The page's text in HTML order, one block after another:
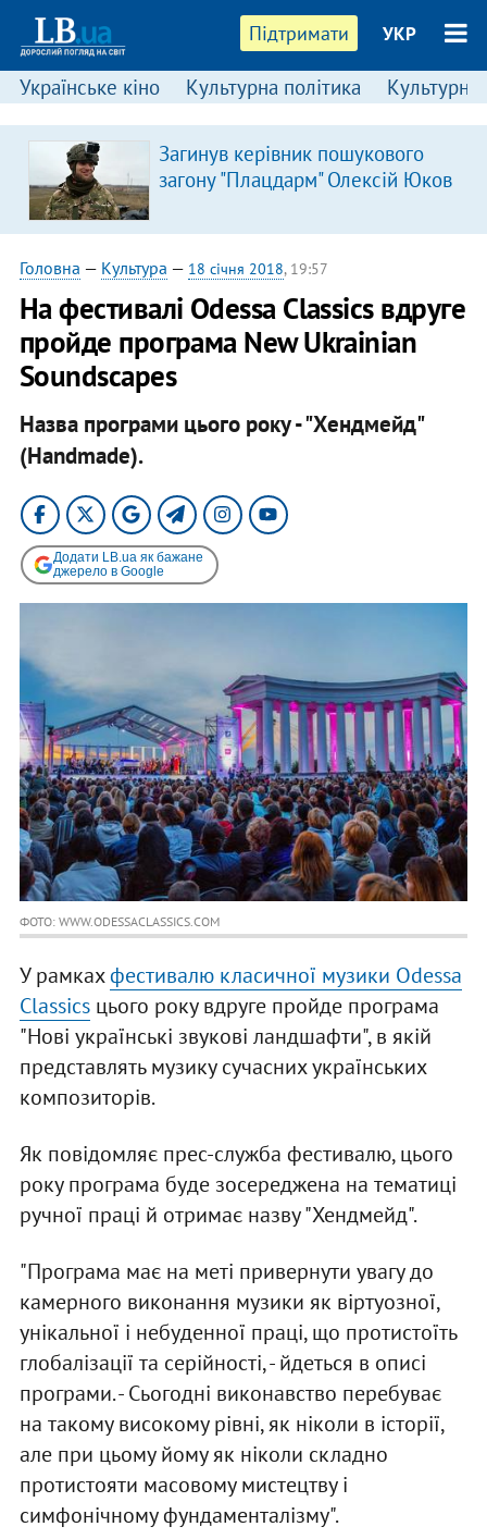
Підтримати УКР
Українське кіно Культурна політика Культурні
Загинув керівник пошукового
загону "Плацдарм" Олексій Юков
Головна — Культура — 18 січня 2018, 19:57
На фестивалі Odessa Classics вдруге
пройде програма New Ukrainian
Soundscapes
Назва програми цього року - "Хендмейд"
(Handmade).
Додати LB.ua як бажане
джерело в Google
ФОТО: WWW.ODESSACLASSICS.COM
У рамкахфестивалю класичної музики Odessa
Classicsцього року вдруге пройде програма
"Нові українські звукові ландшафти", в якій
представлять музику сучасних українських
композиторів.
Як повідомляє прес-служба фестивалю, цього
року програма буде зосереджена на тематиці
ручної праці й отримає назву "Хендмейд".
"Програма має на меті привернути увагу до
камерного виконання музики як віртуозної,
унікальної і небуденної праці, що протистоїть
глобалізації та серійності, - йдеться в описі
програми. - Сьогодні виконавство перебуває
на такому високому рівні, як ніколи в історії,
але при цьому йому як ніколи складно
протистояти масовому мистецтву і
симфонічному фундаменталізму".